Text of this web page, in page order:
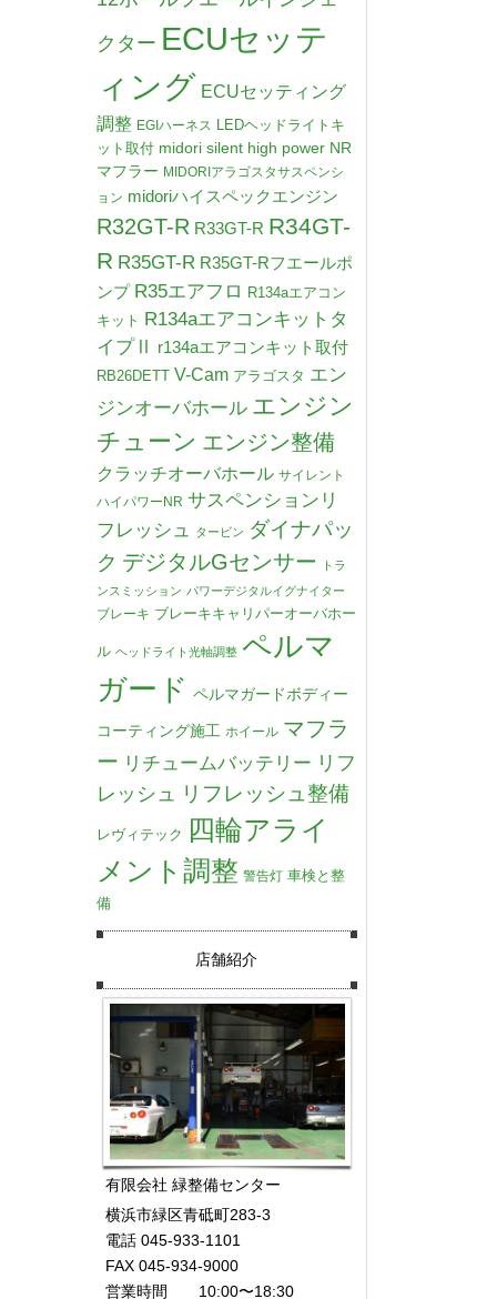
クター ECUセッテ
ィング ECUセッティング
調整 EGIハーネス LEDヘッドライトキ
ット取付 midori silent high power NR
マフラー MIDORIアラゴスタサスペンシ
ョン midoriハイスペックエンジン
R32GT-R R33GT-R R34GT-
R R35GT-R R35GT-Rフエールポ
ンプ R35エアフロ R134aエアコン
キット R134aエアコンキットタ
イプⅡ
r134aエアコンキット取付
RB26DETT V-Cam アラゴスタ エン
ジンオーバホール エンジン
チューン エンジン整備
クラッチオーバホール サイレント
ハイパワーNR サスペンションリ
フレッシュ
タービン ダイナパッ
ク デジタルGセンサー
トラ
ンスミッション パワーデジタルイグナイター
ブレーキ ブレーキキャリパーオーバホー
ル ヘッドライト光軸調整 ペルマ
ガード ペルマガードボディー
コーティング施工 ホイール マフラ
ー リチュームバッテリー リフ
レッシュ
リフレッシュ整備
レヴィテック 四輪アライ
メント調整 警告灯 車検と整
備
店舗紹介
有限会社 緑整備センター
横浜市緑区青砥町283-3
電話 045-933-1101
FAX 045-934-9000
営業時間 10:00〜18:30